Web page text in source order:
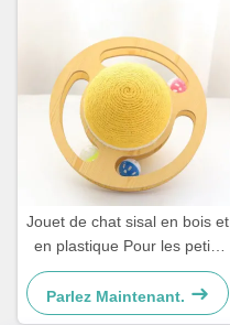
Jouet de chat sisal en bois et
en plastique Pour les petits
chiens et les chats Simple et
pratique
Parlez Maintenant.